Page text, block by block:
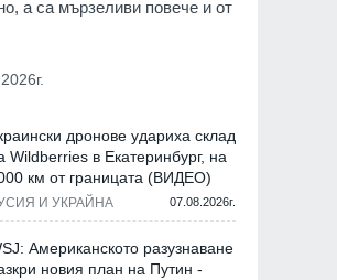
а са мързеливи повече и от
дронове удариха склад
Wildberries в Екатеринбург, на
км от границата (ВИДЕО)
И УКРАЙНА 07.08.2026г.
Американското разузнаване
новия план на Путин -